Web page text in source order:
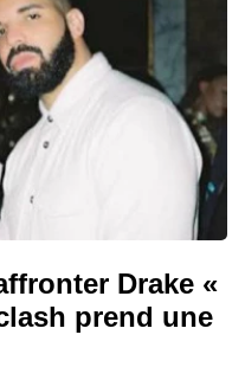
Drake «
prend une